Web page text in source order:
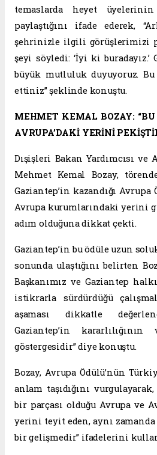
temaslarda heyet
paylaştığını ifade ederek,
şehrinizle ilgili görüşlerimizi
şeyi söyledi: ‘İyi ki buradayız.’
büyük mutluluk duyuyoruz.
ettiniz” şeklinde konuştu.
MEHMET KEMAL BOZAY:
AVRUPA’DAKİ YERİNİ
Dışişleri Bakan Yardımcısı ve
Mehmet Kemal Bozay,
Gaziantep’in kazandığı Avrupa
Avrupa kurumlarındaki yerini
adım olduğuna dikkat çekti.
Gaziantep’in bu ödüle uzun
sonunda ulaştığını belirten
Başkanımız ve Gaziantep
istikrarla sürdürdüğü
aşaması dikkatle
Gaziantep’in
göstergesidir” diye konuştu.
Bozay, Avrupa Ödülü’nün
anlam taşıdığını
bir parçası olduğu Avrupa ve
yerini teyit eden, aynı
bir gelişmedir” ifadelerini